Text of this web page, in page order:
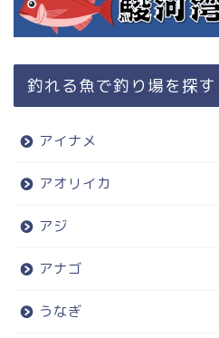
釣れる魚で釣り場を探す
アイナメ
アオリイカ
アジ
アナゴ
うなぎ